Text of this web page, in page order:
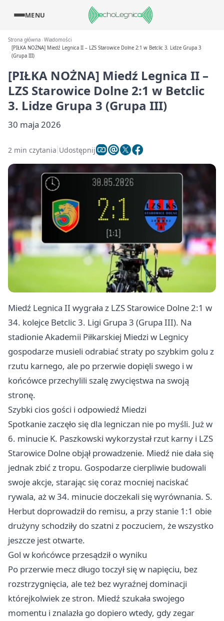
MENU
Strona główna Wiadomości
[PIŁKA NOŻNA] Miedź Legnica II – LZS Starowice Dolne 2:1 w Betclic 3. Lidze Grupa 3
(Grupa III)
[PIŁKA NOŻNA] Miedź Legnica II –
LZS Starowice Dolne 2:1 w Betclic
3. Lidze Grupa 3 (Grupa III)
30 maja 2026
2 min czytania Udostępnij
Miedź Legnica II wygrała z LZS Starowice Dolne 2:1 w
34. kolejce Betclic 3. Ligi Grupa 3 (Grupa III). Na
stadionie Akademii Piłkarskiej Miedzi w Legnicy
gospodarze musieli odrabiać straty po szybkim golu z
rzutu karnego, ale po przerwie dopięli swego i w
końcówce przechylili szalę zwycięstwa na swoją
stronę.
Szybki cios gości i odpowiedź Miedzi
Spotkanie zaczęło się dla legniczan nie po myśli. Już w
6. minucie K. Paszkowski wykorzystał rzut karny i LZS
Starowice Dolne objął prowadzenie. Miedź nie dała się
jednak zbić z tropu. Gospodarze cierpliwie budowali
swoje akcje, starając się coraz mocniej naciskać
rywala, aż w 34. minucie doczekali się wyrównania. S.
Herbut doprowadził do remisu, a przy stanie 1:1 obie
drużyny schodziły do szatni z poczuciem, że wszystko
jeszcze jest otwarte.
Gol w końcówce przesądził o wyniku
Po przerwie mecz długo toczył się w napięciu, bez
rozstrzygnięcia, ale też bez wyraźnej dominacji
którejkolwiek ze stron. Miedź szukała swojego
momentu i znalazła go dopiero wtedy, gdy zegar